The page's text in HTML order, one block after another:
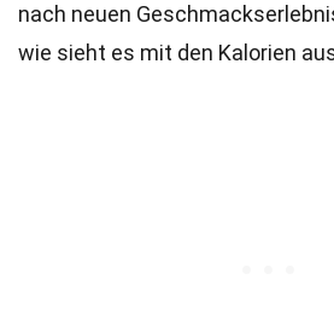
nach neuen
wie sieht es mit den Kalorien